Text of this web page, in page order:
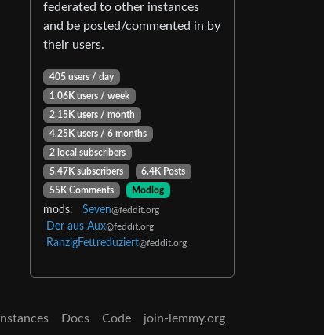
federated to other instances
and be posted/commented in by
their users.
405 users / day
1.06K users / week
2.15K users / month
4.25K users / 6 months
2 local subscribers
5.47K subscribers
6.4K Posts
55K Comments
Modlog
mods: Seven@feddit.org
Der aus Aux@feddit.org
RanzigFettreduziert@feddit.org
Instances Docs Code join-lemmy.org